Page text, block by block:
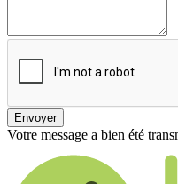
Envoyer
Votre message a bien été